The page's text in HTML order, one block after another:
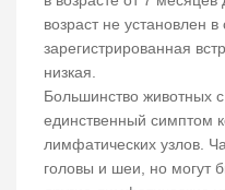
возраст не установлен в
зарегистрированная
низкая.
Большинство животных
единственный симптом
лимфатических узлов.
головы и шеи, но могут